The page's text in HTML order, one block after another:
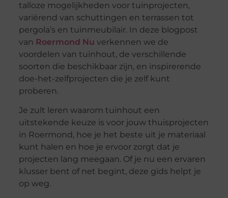
talloze mogelijkheden voor tuinprojecten,
variërend van schuttingen en terrassen tot
pergola’s en tuinmeubilair. In deze blogpost
van Roermond Nu verkennen we de
voordelen van tuinhout, de verschillende
soorten die beschikbaar zijn, en inspirerende
doe-het-zelfprojecten die je zelf kunt
proberen.
Je zult leren waarom tuinhout een
uitstekende keuze is voor jouw thuisprojecten
in Roermond, hoe je het beste uit je materiaal
kunt halen en hoe je ervoor zorgt dat je
projecten lang meegaan. Of je nu een ervaren
klusser bent of net begint, deze gids helpt je
op weg.